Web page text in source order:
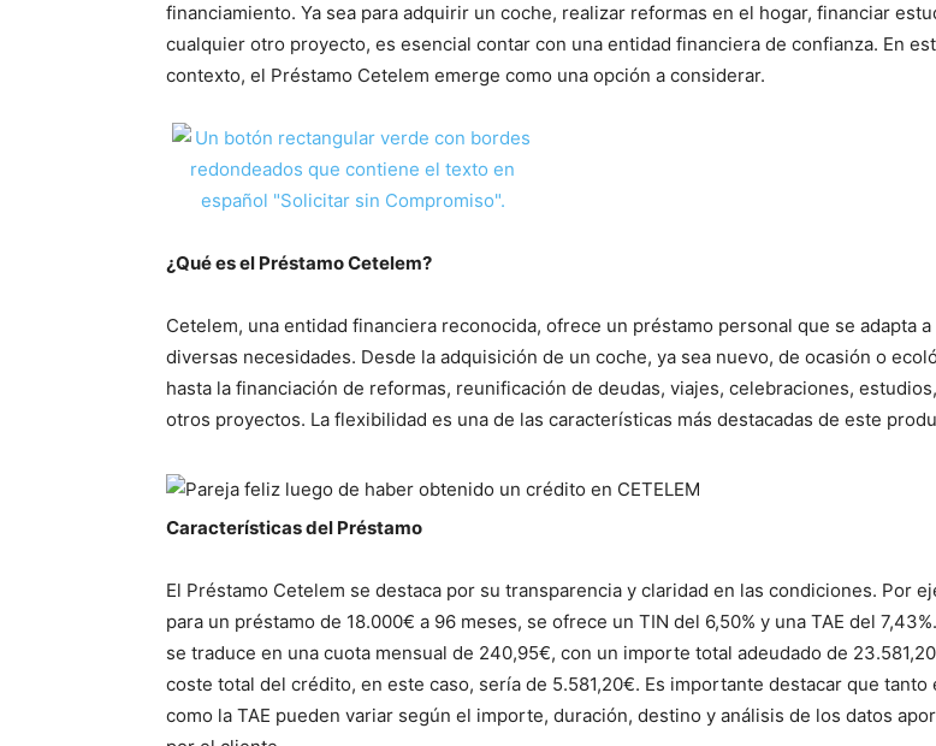
financiamiento. Ya sea para adquirir un coche, realizar reformas en el hogar, financiar
cualquier otro proyecto, es esencial contar con una entidad financiera de confianza. En
contexto, el Préstamo Cetelem emerge como una opción a considerar.
¿Qué es el Préstamo Cetelem?
Cetelem, una entidad financiera reconocida, ofrece un préstamo personal que se adapta a
diversas necesidades. Desde la adquisición de un coche, ya sea nuevo, de ocasión o
hasta la financiación de reformas, reunificación de deudas, viajes, celebraciones,
otros proyectos. La flexibilidad es una de las características más destacadas de este
Características del Préstamo
El Préstamo Cetelem se destaca por su transparencia y claridad en las condiciones. Por
para un préstamo de 18.000€ a 96 meses, se ofrece un TIN del 6,50% y una TAE del
se traduce en una cuota mensual de 240,95€, con un importe total adeudado de
coste total del crédito, en este caso, sería de 5.581,20€. Es importante destacar que tanto
como la TAE pueden variar según el importe, duración, destino y análisis de los datos